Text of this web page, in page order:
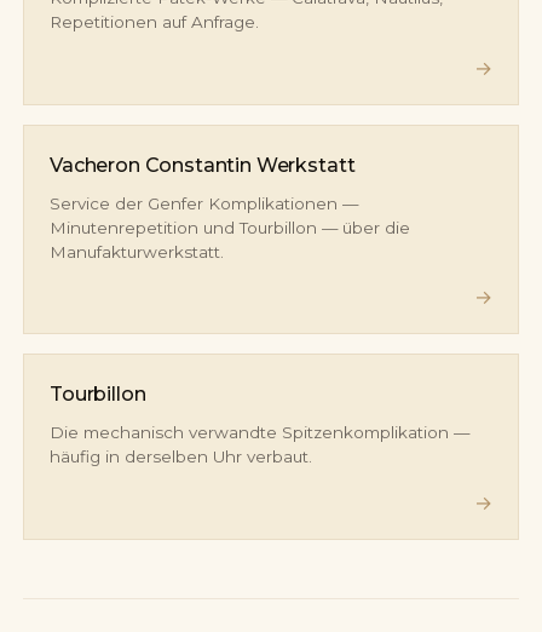
Repetitionen auf Anfrage.
→
Vacheron Constantin Werkstatt
Service der Genfer Komplikationen —
Minutenrepetition und Tourbillon — über die
Manufakturwerkstatt.
→
Tourbillon
Die mechanisch verwandte Spitzenkomplikation —
häufig in derselben Uhr verbaut.
→